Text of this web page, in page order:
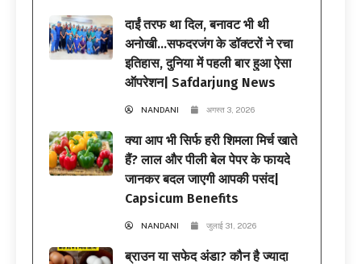
दाईं तरफ था दिल, बनावट भी थी
अनोखी…सफदरजंग के डॉक्टरों ने रचा
इतिहास, दुनिया में पहली बार हुआ ऐसा
ऑपरेशन| Safdarjung News
NANDANI अगस्त 3, 2026
क्या आप भी सिर्फ हरी शिमला मिर्च खाते
हैं? लाल और पीली बेल पेपर के फायदे
जानकर बदल जाएगी आपकी पसंद|
Capsicum Benefits
NANDANI जुलाई 31, 2026
ब्राउन या सफेद अंडा? कौन है ज्यादा